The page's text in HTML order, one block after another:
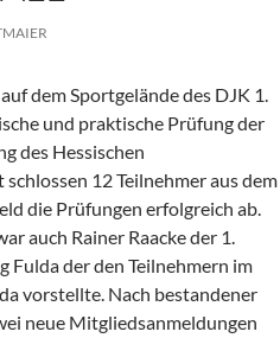
dem Sportgelände des DJK 1.
und praktische Prüfung der
des Hessischen
12 Teilnehmer aus dem
die Prüfungen erfolgreich ab.
auch Rainer Raacke der 1.
Fulda der den Teilnehmern im
vorstellte. Nach bestandener
neue Mitgliedsanmeldungen